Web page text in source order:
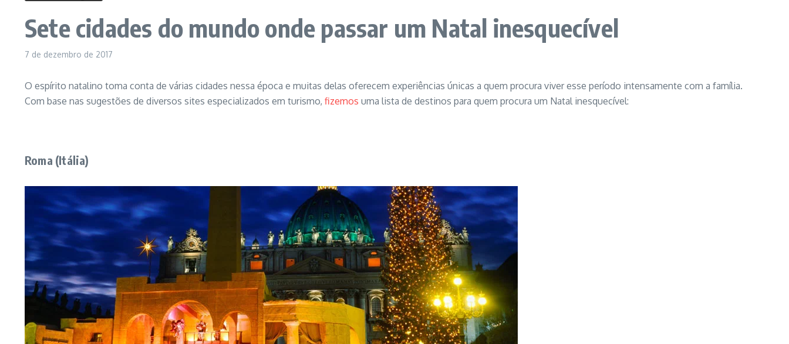
Sete cidades do mundo onde passar um Natal inesquecível
7 de dezembro de 2017
O espírito natalino toma conta de várias cidades nessa época e muitas delas oferecem experiências únicas a quem procura viver esse período intensamente com a família.
Com base nas sugestões de diversos sites especializados em turismo, fizemos uma lista de destinos para quem procura um Natal inesquecível:
Roma (Itália)